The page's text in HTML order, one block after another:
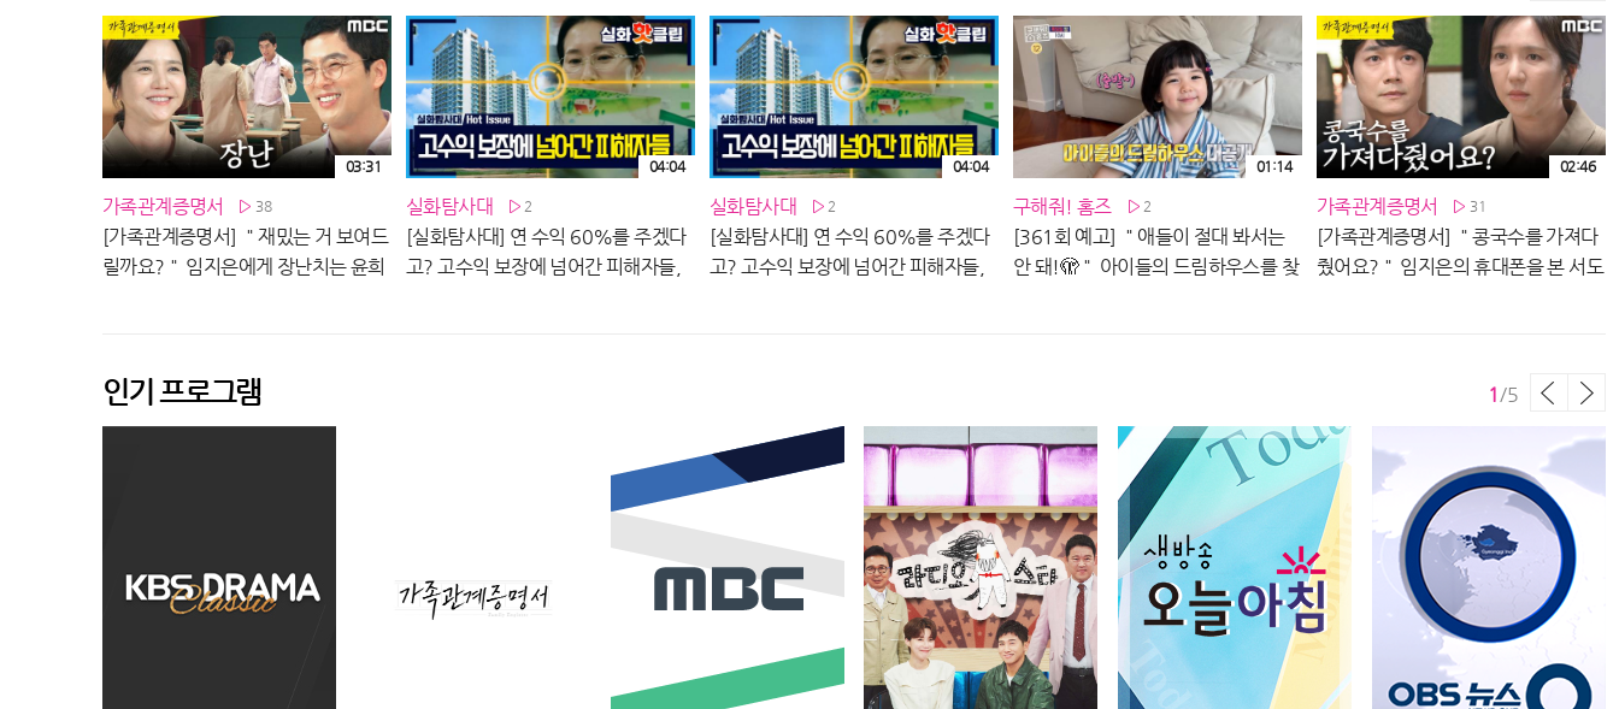
가족관계증명서 38
[가족관계증명서] ＂재밌는 거 보여드
릴까요?＂ 임지은에게 장난치는 윤희
03:31
실화탐사대 2
[실화탐사대] 연 수익 60%를 주겠다
고? 고수익 보장에 넘어간 피해자들,
04:04
실화탐사대 2
[실화탐사대] 연 수익 60%를 주겠다
고? 고수익 보장에 넘어간 피해자들,
04:04
구해줘! 홈즈 2
[361회 예고] ＂애들이 절대 봐서는
안 돼!🫣＂ 아이들의 드림하우스를 찾
01:14
가족관계증명서 31
[가족관계증명서] ＂콩국수를 가져다
줬어요?＂ 임지은의 휴대폰을 본 서도
02:46
인기 프로그램 1/5